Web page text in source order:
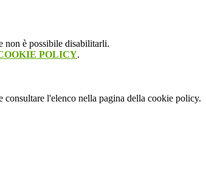
non è possibile disabilitarli.
POLICY.
l'elenco nella pagina della cookie policy.